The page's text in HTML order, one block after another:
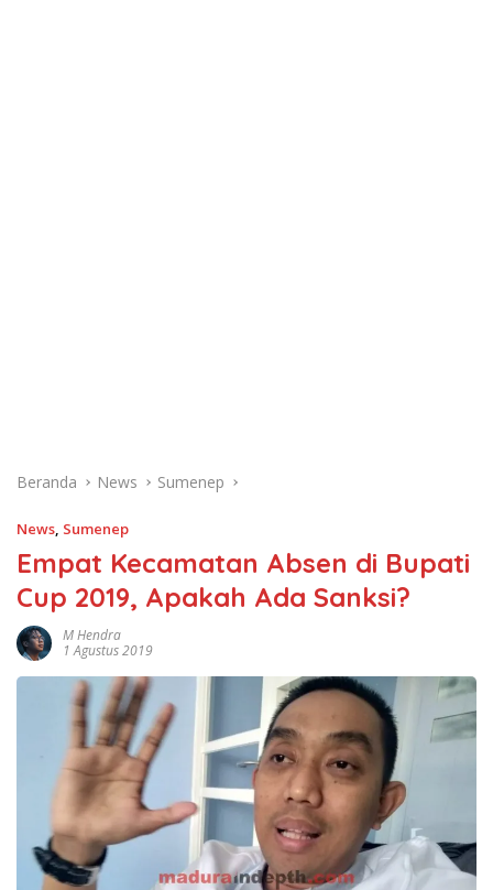
Beranda News Sumenep
News, Sumenep
Empat Kecamatan Absen di Bupati
Cup 2019, Apakah Ada Sanksi?
M Hendra
1 Agustus 2019